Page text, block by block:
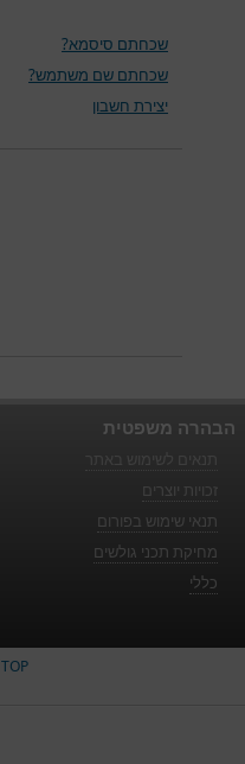
שכחתם סיסמא?
שכחתם שם משתמש?
יצירת חשבון
הבהרה משפטית
זכויות יוצרים
תנאי שימוש בפורום
מחיקת תכני גולשים
כללי
TOP